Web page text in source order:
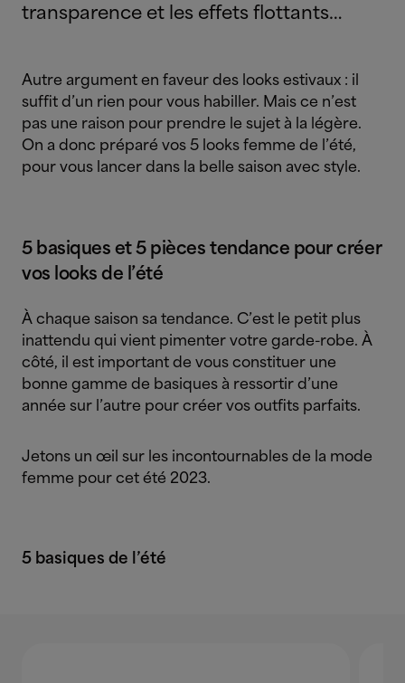
transparence et les effets flottants…
Autre argument en faveur des looks estivaux : il
suffit d’un rien pour vous habiller. Mais ce n’est
pas une raison pour prendre le sujet à la légère.
On a donc préparé vos 5 looks femme de l’été,
pour vous lancer dans la belle saison avec style.
5 basiques et 5 pièces tendance pour créer
vos looks de l’été
À chaque saison sa tendance. C’est le petit plus
inattendu qui vient pimenter votre garde-robe. À
côté, il est important de vous constituer une
bonne gamme de basiques à ressortir d’une
année sur l’autre pour créer vos outfits parfaits.
Jetons un œil sur les incontournables de la mode
femme pour cet été 2023.
5 basiques de l’été